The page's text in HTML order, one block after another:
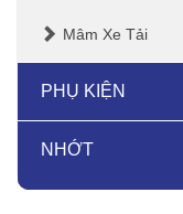
Mâm Xe Tải
PHỤ KIỆN
NHỚT